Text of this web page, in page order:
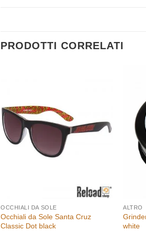
PRODOTTI CORRELATI
OCCHIALI DA SOLE
Occhiali da Sole Santa Cruz
Classic Dot black
ALTRO
white